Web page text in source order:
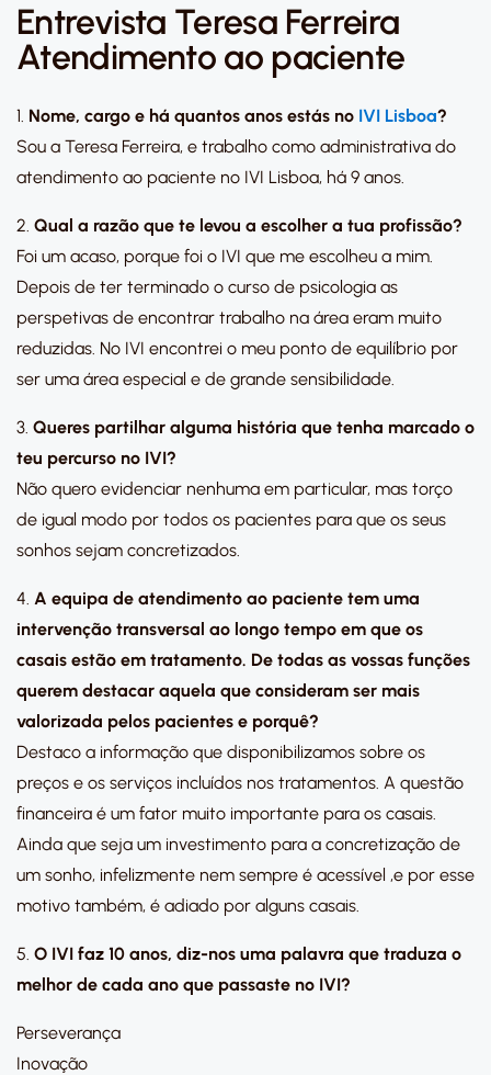
Entrevista Teresa Ferreira
Atendimento ao paciente
1. Nome, cargo e há quantos anos estás no IVI Lisboa?
Sou a Teresa Ferreira, e trabalho como administrativa do
atendimento ao paciente no IVI Lisboa, há 9 anos.
2. Qual a razão que te levou a escolher a tua profissão?
Foi um acaso, porque foi o IVI que me escolheu a mim.
Depois de ter terminado o curso de psicologia as
perspetivas de encontrar trabalho na área eram muito
reduzidas. No IVI encontrei o meu ponto de equilíbrio por
ser uma área especial e de grande sensibilidade.
3. Queres partilhar alguma história que tenha marcado o
teu percurso no IVI?
Não quero evidenciar nenhuma em particular, mas torço
de igual modo por todos os pacientes para que os seus
sonhos sejam concretizados.
4. A equipa de atendimento ao paciente tem uma
intervenção transversal ao longo tempo em que os
casais estão em tratamento. De todas as vossas funções
querem destacar aquela que consideram ser mais
valorizada pelos pacientes e porquê?
Destaco a informação que disponibilizamos sobre os
preços e os serviços incluídos nos tratamentos. A questão
financeira é um fator muito importante para os casais.
Ainda que seja um investimento para a concretização de
um sonho, infelizmente nem sempre é acessível ,e por esse
motivo também, é adiado por alguns casais.
5. O IVI faz 10 anos, diz-nos uma palavra que traduza o
melhor de cada ano que passaste no IVI?
Perseverança
Inovação